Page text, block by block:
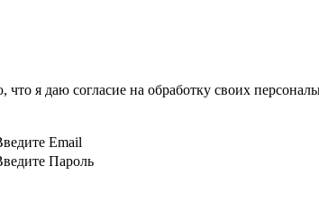
я даю согласие на обработку своих
Email
Пароль